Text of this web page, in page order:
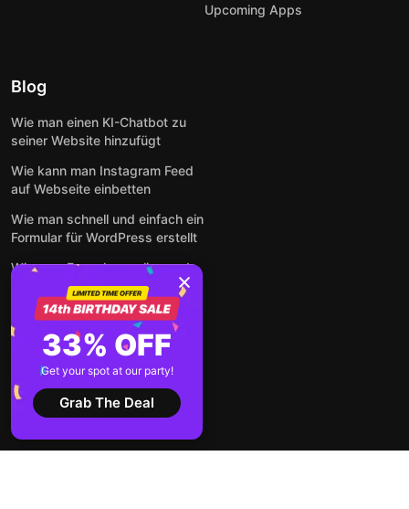
Upcoming Apps
Blog
Wie man einen KI-Chatbot zu
seiner Website hinzufügt
Wie kann man Instagram Feed
auf Webseite einbetten
Wie man schnell und einfach ein
Formular für WordPress erstellt
Wie man Formulare online und
kostenlos auf jeder Website
einbettet
So betten Sie Google-
Bewertungen kostenlos auf
einer Website ein
Alle Beiträge anzeigen
33% OFF
Get your spot at our party!
Grab The Deal